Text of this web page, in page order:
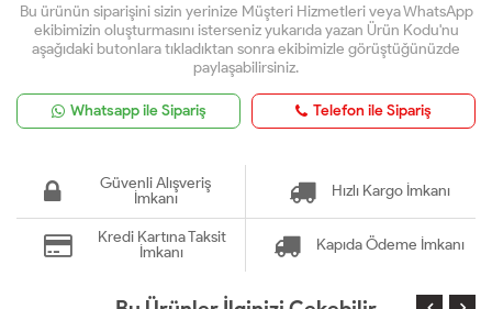
Bu ürünün siparişini sizin yerinize Müşteri Hizmetleri veya WhatsApp
ekibimizin oluşturmasını isterseniz yukarıda yazan Ürün Kodu'nu
aşağıdaki butonlara tıkladıktan sonra ekibimizle görüştüğünüzde
paylaşabilirsiniz.
Whatsapp ile Sipariş Telefon ile Sipariş
Güvenli Alışveriş
İmkanı
Hızlı Kargo İmkanı
Kredi Kartına Taksit
İmkanı
Kapıda Ödeme İmkanı